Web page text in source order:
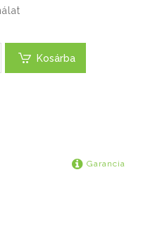
Kosárba
Garancia